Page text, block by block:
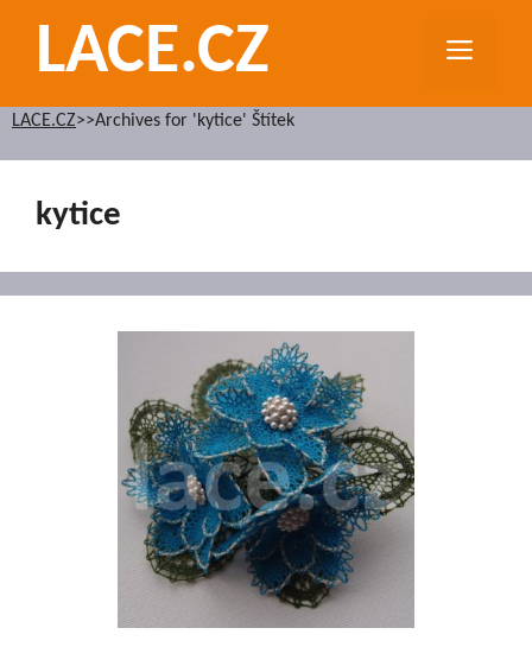
obsahLACE.CZ
LACE.CZ>>Archives for 'kytice' Štítek
kytice